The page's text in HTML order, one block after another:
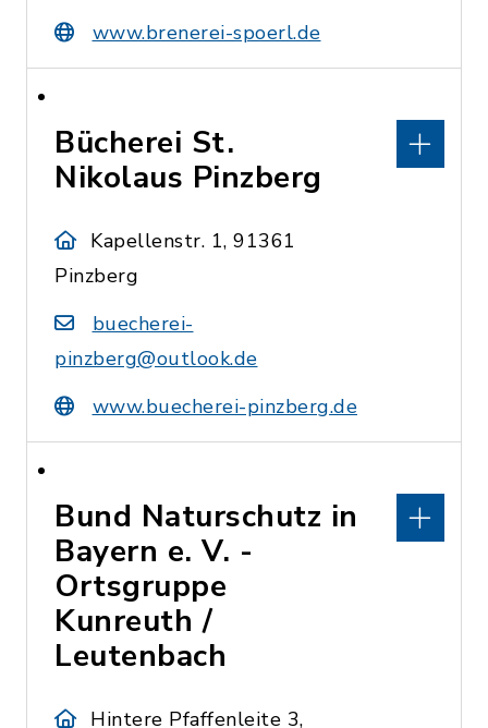
www.brenerei-spoerl.de
Bücherei St.
Nikolaus Pinzberg
Kapellenstr. 1, 91361
Pinzberg
buecherei-
pinzberg@outlook.de
www.buecherei-pinzberg.de
Bund Naturschutz in
Bayern e. V. -
Ortsgruppe
Kunreuth /
Leutenbach
Hintere Pfaffenleite 3,